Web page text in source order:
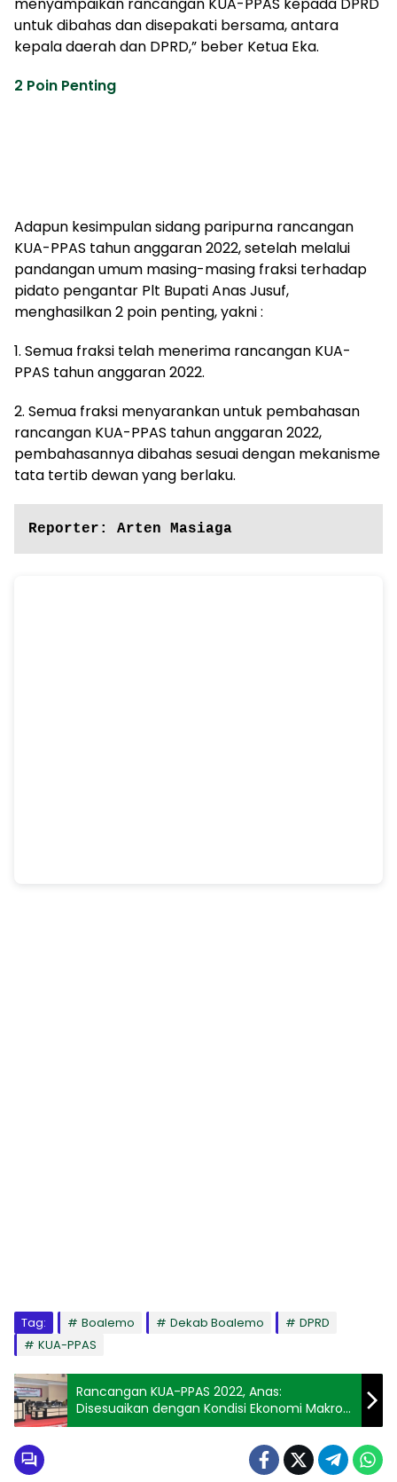
untuk dibahas dan disepakati bersama, antara
kepala daerah dan DPRD,” beber Ketua Eka.
2 Poin Penting
Adapun kesimpulan sidang paripurna rancangan
KUA-PPAS tahun anggaran 2022, setelah melalui
pandangan umum masing-masing fraksi terhadap
pidato pengantar Plt Bupati Anas Jusuf,
menghasilkan 2 poin penting, yakni :
1. Semua fraksi telah menerima rancangan KUA-
PPAS tahun anggaran 2022.
2. Semua fraksi menyarankan untuk pembahasan
rancangan KUA-PPAS tahun anggaran 2022,
pembahasannya dibahas sesuai dengan mekanisme
tata tertib dewan yang berlaku.
Reporter: Arten Masiaga
Tag: Boalemo Dekab Boalemo
DPRD
KUA-PPAS
Rancangan KUA-PPAS 2022, Anas:
Disesuaikan dengan Kondisi Ekonomi Makro
Daerah